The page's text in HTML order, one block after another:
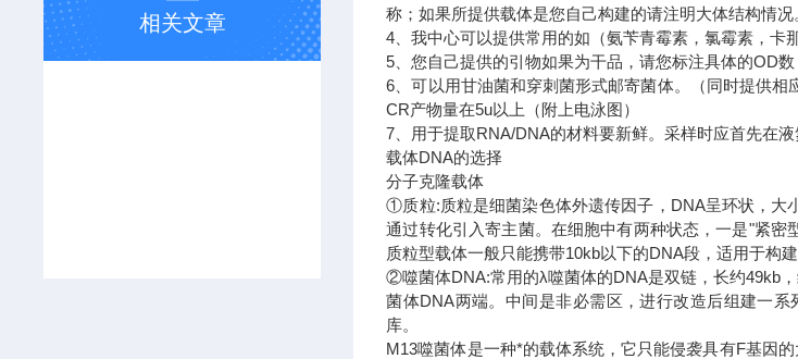
相关文章
称；如果所提供载体是您自己构建的请注明大体结构情况
4、我中心可以提供常用的如（氨苄青霉素，氯霉素，卡
5、您自己提供的引物如果为干品，请您标注具体的OD数
6、可以用甘油菌和穿刺菌形式邮寄菌体。（同时提供
CR产物量在5u以上（附上电泳图）
7、用于提取RNA/DNA的材料要新鲜。采样时应首先在
载体DNA的选择
分子克隆载体
①质粒:质粒是细菌染色体外遗传因子，DNA呈环状，大
通过转化引入寄主菌。在细胞中有两种状态，一是"紧密
质粒型载体一般只能携带10kb以下的DNA段，适用于构
②噬菌体DNA:常用的λ噬菌体的DNA是双链，长约49kb
菌体DNA两端。中间是非必需区，进行改造后组建一
库。
M13噬菌体是一种*的载体系统，它只能侵袭具有F基因